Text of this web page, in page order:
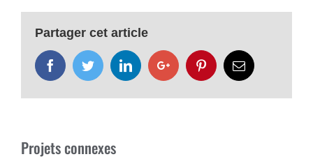
Partager cet article
FacebookTwitterLinkedInGoogle+ PinterestEmail
Projets connexes